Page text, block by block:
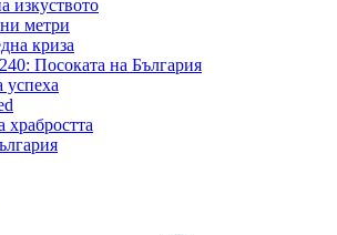
изкуството
метри
криза
Посоката на България
успеха
храбростта